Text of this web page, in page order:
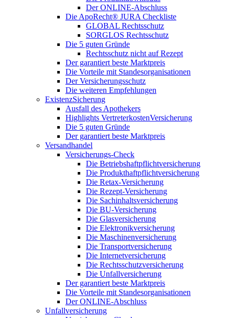
Der ONLINE-Abschluss
Die ApoRecht® JURA Checkliste
GLOBAL Rechtsschutz
SORGLOS Rechtsschutz
Die 5 guten Gründe
Rechtsschutz nicht auf Rezept
Der garantiert beste Marktpreis
Die Vorteile mit Standesorganisationen
Der Versicherungsschutz
Die weiteren Empfehlungen
ExistenzSicherung
Ausfall des Apothekers
Highlights VertreterkostenVersicherung
Die 5 guten Gründe
Der garantiert beste Marktpreis
Versandhandel
Versicherungs-Check
Die Betriebshaftpflichtversicherung
Die Produkthaftpflichtversicherung
Die Retax-Versicherung
Die Rezept-Versicherung
Die Sachinhaltsversicherung
Die BU-Versicherung
Die Glasversicherung
Die Elektronikversicherung
Die Maschinenversicherung
Die Transportversicherung
Die Internetversicherung
Die Rechtsschutzversicherung
Die Unfallversicherung
Der garantiert beste Marktpreis
Die Vorteile mit Standesorganisationen
Der ONLINE-Abschluss
Unfallversicherung